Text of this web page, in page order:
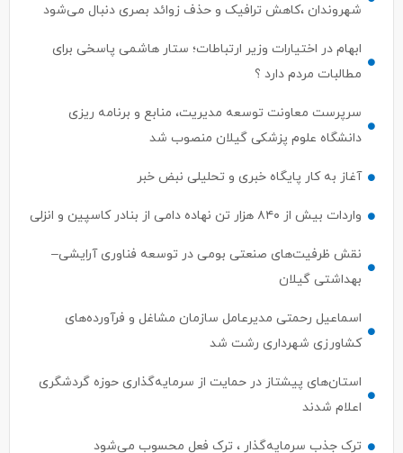
شهروندان ،کاهش ترافیک و حذف زوائد بصری دنبال می‌شود
ابهام در اختیارات وزیر ارتباطات؛ ستار هاشمی پاسخی برای
مطالبات مردم دارد ؟
سرپرست معاونت توسعه مدیریت، منابع و برنامه ریزی
دانشگاه علوم پزشکی گیلان منصوب شد
آغاز به کار پایگاه خبری و تحلیلی نبض خبر
واردات بیش از ۸۴۰ هزار تن نهاده دامی از بنادر كاسپین و انزلی
نقش ظرفیت‌های صنعتی بومی در توسعه فناوری آرایشی–
بهداشتی گیلان
اسماعیل رحمتی مدیرعامل سازمان مشاغل و فرآورده‌های
کشاورزی شهرداری رشت شد
استان‌های پیشتاز در حمایت از سرمایه‌گذاری حوزه گردشگری
اعلام شدند
ترک جذب سرمایه‌گذار ، ترک فعل محسوب می‌شود